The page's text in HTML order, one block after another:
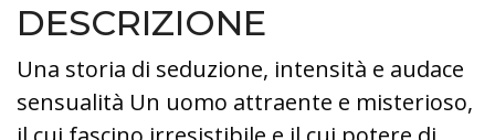
DESCRIZIONE
Una storia di seduzione, intensità e audace
sensualità Un uomo attraente e misterioso,